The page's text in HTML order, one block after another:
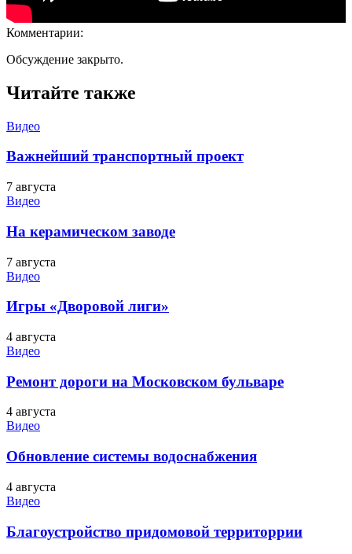
Комментарии:
Обсуждение закрыто.
Читайте также
Видео
Важнейший транспортный проект
7 августа
Видео
На керамическом заводе
7 августа
Видео
Игры «Дворовой лиги»
4 августа
Видео
Ремонт дороги на Московском бульваре
4 августа
Видео
Обновление системы водоснабжения
4 августа
Видео
Благоустройство придомовой территоррии